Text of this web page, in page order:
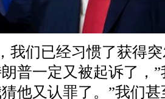
我们已经习惯了获得
普一定又被起诉了， ”
他又认罪了。 ”我们甚